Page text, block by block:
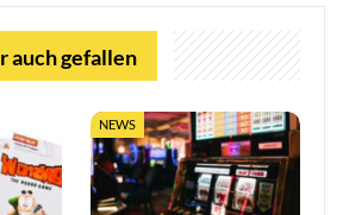
auch gefallen
NEWS